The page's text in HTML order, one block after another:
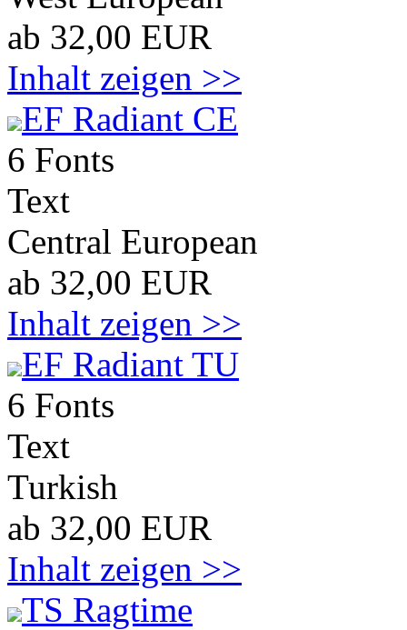
ab 32,00 EUR
Inhalt zeigen >>
EF Radiant CE
6 Fonts
Text
Central European
ab 32,00 EUR
Inhalt zeigen >>
EF Radiant TU
6 Fonts
Text
Turkish
ab 32,00 EUR
Inhalt zeigen >>
TS Ragtime